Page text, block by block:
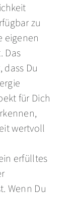
zu
eigenen
Das
dass Du
für Dich
wertvoll
erfülltes
Wenn Du